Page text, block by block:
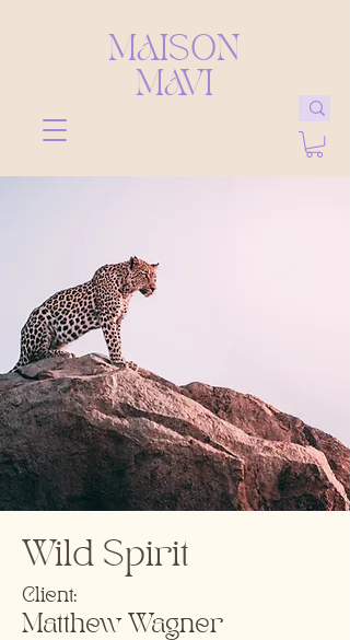
MAISON
MAVI
Wild Spirit
Client:
Matthew Wagner